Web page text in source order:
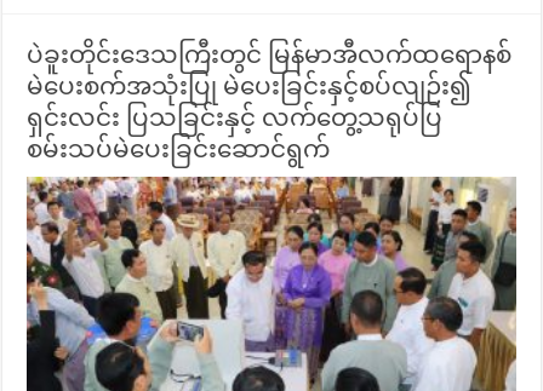
ပဲခူးတိုင်းဒေသကြီးတွင် မြန်မာအီလက်ထရောနစ်
မဲပေးစက်အသုံးပြု မဲပေးခြင်းနှင့်စပ်လျဉ်း၍
ရှင်းလင်း ပြသခြင်းနှင့် လက်တွေ့သရုပ်ပြ
စမ်းသပ်မဲပေးခြင်းဆောင်ရွက်